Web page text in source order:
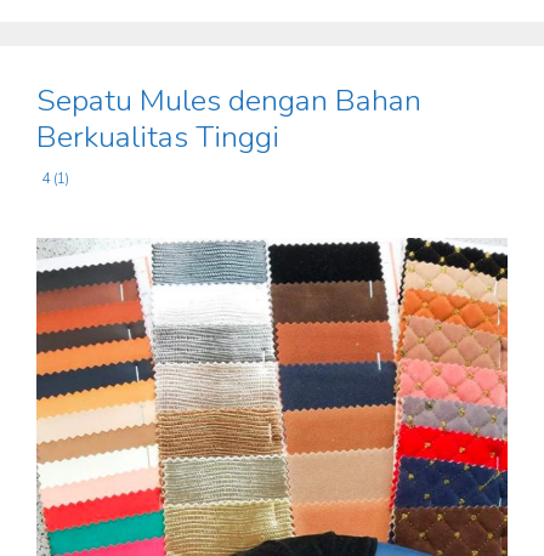
Sepatu Mules dengan Bahan
Berkualitas Tinggi
4 (1)